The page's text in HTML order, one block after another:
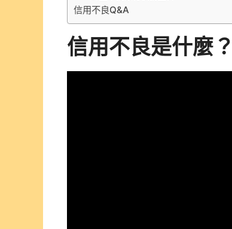
信用不良Q&A
信用不良是什麼？